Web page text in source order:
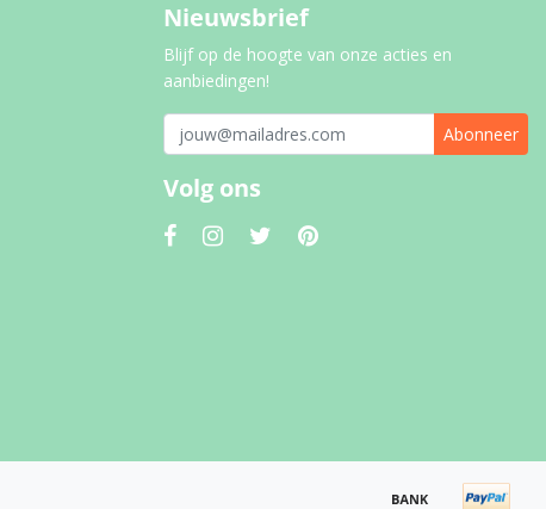
Nieuwsbrief
Blijf op de hoogte van onze acties en
aanbiedingen!
Abonneer
Volg ons